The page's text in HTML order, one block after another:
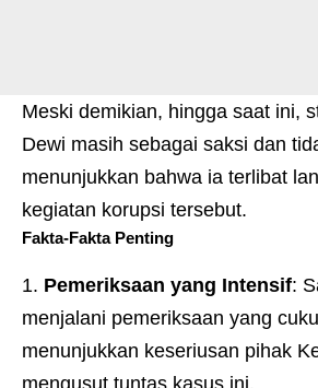
Meski demikian, hingga saat ini,
Dewi masih sebagai saksi dan
menunjukkan bahwa ia terlibat
kegiatan korupsi tersebut.
Fakta-Fakta Penting
Pemeriksaan yang Intensif:
menjalani pemeriksaan yang
menunjukkan keseriusan pihak
mengusut tuntas kasus ini.